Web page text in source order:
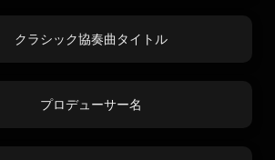
クラシック協奏曲タイトル
プロデューサー名